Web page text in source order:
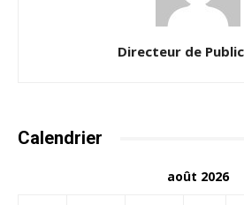
Directeur de
Calendrier
août 2026